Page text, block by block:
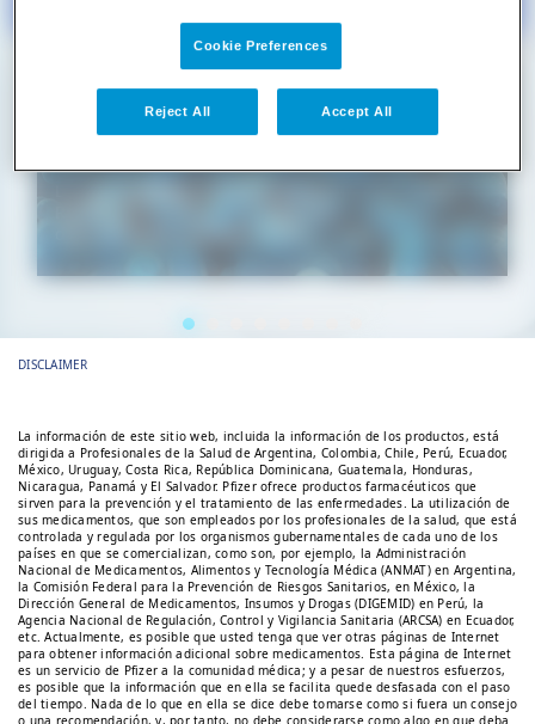
Noticias
Semana de la lucha contra la RAM
DISCLAIMER
La información de este sitio web, incluida la información de los productos, está
dirigida a Profesionales de la Salud de Argentina, Colombia, Chile, Perú, Ecuador,
México, Uruguay, Costa Rica, República Dominicana, Guatemala, Honduras,
Nicaragua, Panamá y El Salvador. Pfizer ofrece productos farmacéuticos que
sirven para la prevención y el tratamiento de las enfermedades. La utilización de
sus medicamentos, que son empleados por los profesionales de la salud, que está
controlada y regulada por los organismos gubernamentales de cada uno de los
países en que se comercializan, como son, por ejemplo, la Administración
Nacional de Medicamentos, Alimentos y Tecnología Médica (ANMAT) en Argentina,
la Comisión Federal para la Prevención de Riesgos Sanitarios, en México, la
Dirección General de Medicamentos, Insumos y Drogas (DIGEMID) en Perú, la
Agencia Nacional de Regulación, Control y Vigilancia Sanitaria (ARCSA) en Ecuador,
etc. Actualmente, es posible que usted tenga que ver otras páginas de Internet
para obtener información adicional sobre medicamentos. Esta página de Internet
es un servicio de Pfizer a la comunidad médica; y a pesar de nuestros esfuerzos,
es posible que la información que en ella se facilita quede desfasada con el paso
del tiempo. Nada de lo que en ella se dice debe tomarse como si fuera un consejo
Cookie Preferences
Reject All Accept All